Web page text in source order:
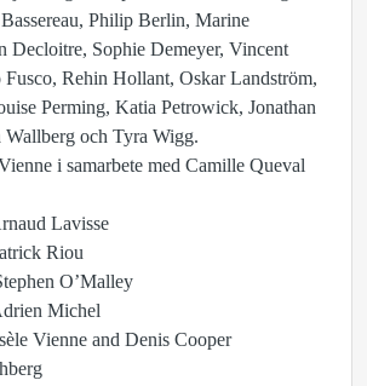
Philip Berlin, Marine
Decloitre, Sophie Demeyer, Vincent
Rehin Hollant, Oskar Landström,
Perming, Katia Petrowick, Jonathan
Wallberg och Tyra Wigg.
i samarbete med Camille Queval
Lavisse
Riou
O’Malley
Michel
Vienne and Denis Cooper